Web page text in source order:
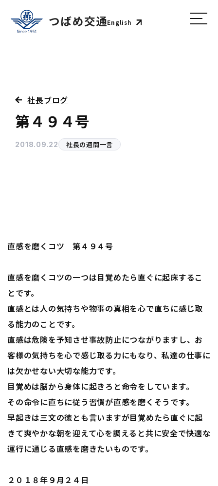
English
社長ブログ
第４９４号
2018.09.22 社長の週間一言
直感を磨くコツ 第４９４号
直感を磨くコツの一つは目覚めたら直ぐに起床するこ
とです。
直感とは人の気持ちや物事の真相を心で直ちに感じ取
る能力のことです。
直感は危険を予知させ事故防止につながりますし、お
客様の気持ちを心で感じ取る力にもなり、私達の仕事に
は欠かせない大切な能力です。
目覚めは脳から身体に起きろと命令をしています。
その命令に直ちに従う習慣が直感を磨くそうです。
早起きは三文の徳とも言いますが目覚めたら直ぐに起
きて爽やかな朝を迎えて心を調えると共に安全で快適な
運行に通じる直感を磨きたいものです。
２０１８年９月２４日